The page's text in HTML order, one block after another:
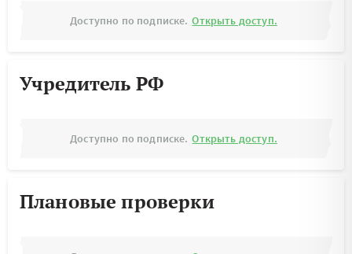
Доступно по подписке. Открыть доступ.
Учредитель РФ
Доступно по подписке. Открыть доступ.
Плановые проверки